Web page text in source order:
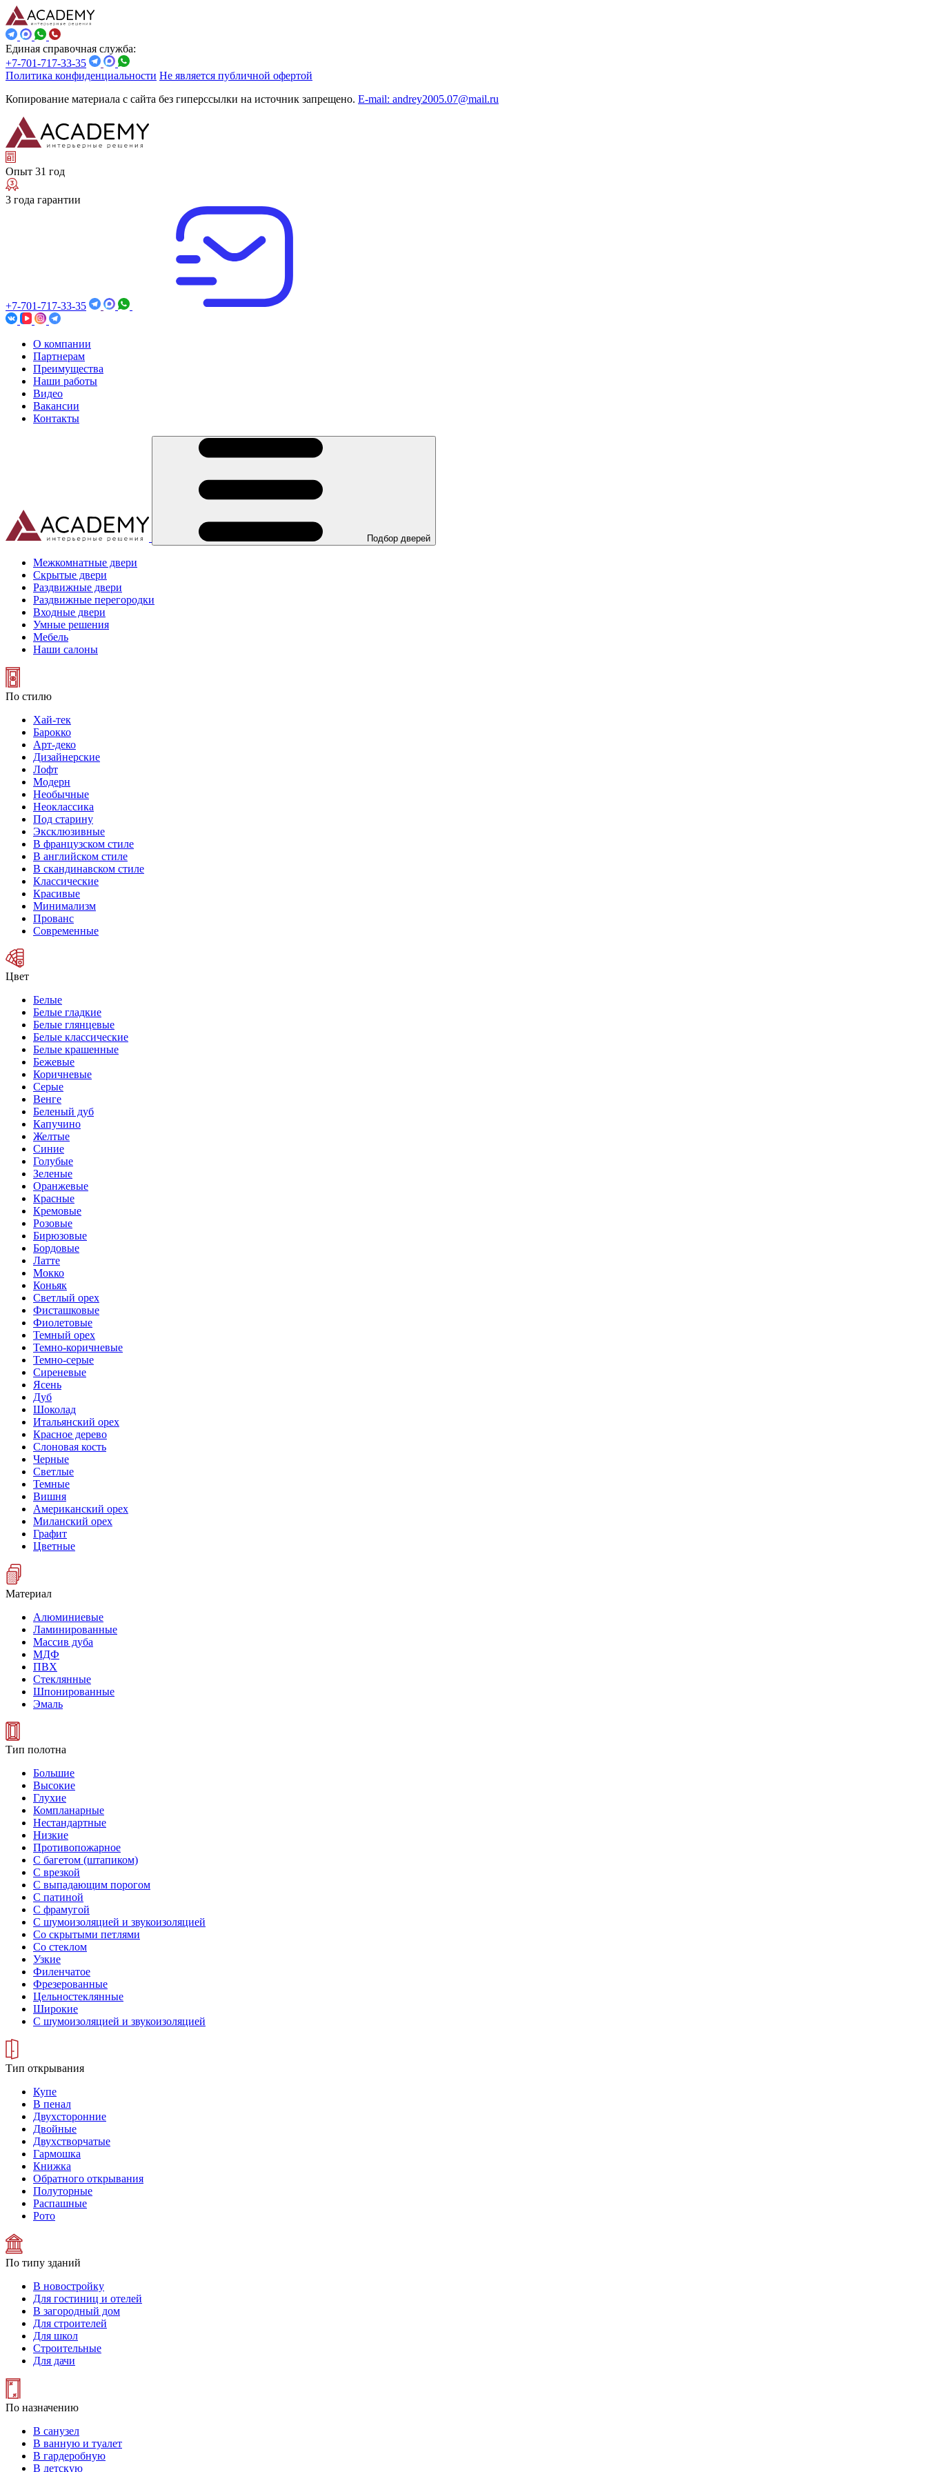
Единая справочная служба:
+7-701-717-33-35
Политика конфиденциальности Не является публичной офертой
Копирование материала с сайта без гиперссылки на источник запрещено. E-mail: andrey2005.07@mail.ru
Опыт 31 год
3 года гарантии
+7-701-717-33-35
О компании
Партнерам
Преимущества
Наши работы
Видео
Вакансии
Контакты
Подбор дверей
Межкомнатные двери
Скрытые двери
Раздвижные двери
Раздвижные перегородки
Входные двери
Умные решения
Мебель
Наши салоны
По стилю
Хай-тек
Барокко
Арт-деко
Дизайнерские
Лофт
Модерн
Необычные
Неоклассика
Под старину
Эксклюзивные
В французском стиле
В английском стиле
В скандинавском стиле
Классические
Красивые
Минимализм
Прованс
Современные
Цвет
Белые
Белые гладкие
Белые глянцевые
Белые классические
Белые крашенные
Бежевые
Коричневые
Серые
Венге
Беленый дуб
Капучино
Желтые
Синие
Голубые
Зеленые
Оранжевые
Красные
Кремовые
Розовые
Бирюзовые
Бордовые
Латте
Мокко
Коньяк
Светлый орех
Фисташковые
Фиолетовые
Темный орех
Темно-коричневые
Темно-серые
Сиреневые
Ясень
Дуб
Шоколад
Итальянский орех
Красное дерево
Слоновая кость
Черные
Светлые
Темные
Вишня
Американский орех
Миланский орех
Графит
Цветные
Материал
Алюминиевые
Ламинированные
Массив дуба
МДФ
ПВХ
Стеклянные
Шпонированные
Эмаль
Тип полотна
Большие
Высокие
Глухие
Компланарные
Нестандартные
Низкие
Противопожарное
С багетом (штапиком)
С врезкой
С выпадающим порогом
С патиной
С фрамугой
С шумоизоляцией и звукоизоляцией
Со скрытыми петлями
Со стеклом
Узкие
Филенчатое
Фрезерованные
Цельностеклянные
Широкие
С шумоизоляцией и звукоизоляцией
Тип открывания
Купе
В пенал
Двухсторонние
Двойные
Двухстворчатые
Гармошка
Книжка
Обратного открывания
Полуторные
Распашные
Рото
По типу зданий
В новостройку
Для гостиниц и отелей
В загородный дом
Для строителей
Для школ
Строительные
Для дачи
По назначению
В санузел
В ванную и туалет
В гардеробную
В детскую